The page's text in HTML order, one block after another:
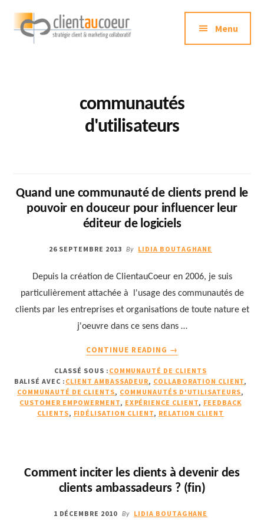
contenu
Additional
menu
Menu
communautés
d'utilisateurs
Quand une communauté de clients prend le
pouvoir en douceur pour influencer leur
éditeur de logiciels
26 SEPTEMBRE 2013 By LIDIA BOUTAGHANE
Depuis la création de ClientauCoeur en 2006, je suis
particulièrement attachée à l'usage des communautés de
clients par les entreprises et organisations de toute nature et
j'oeuvre dans ce sens dans …
CONTINUE READING
UNE
COMMUNAUTÉ
DE
CLIENTS
DOUCEUR
POUR
LEUR
→
CLASSÉ SOUS : COMMUNAUTÉ DE CLIENTS
BALISÉ AVEC : CLIENT AMBASSADEUR, COLLABORATION CLIENT,
COMMUNAUTÉ DE CLIENTS, COMMUNAUTÉS D'UTILISATEURS,
CUSTOMER EMPOWERMENT, EXPÉRIENCE CLIENT, FEEDBACK
CLIENTS, FIDÉLISATION CLIENT, RELATION CLIENT
Comment inciter les clients à devenir des
clients ambassadeurs ? (fin)
1 DÉCEMBRE 2010 By LIDIA BOUTAGHANE